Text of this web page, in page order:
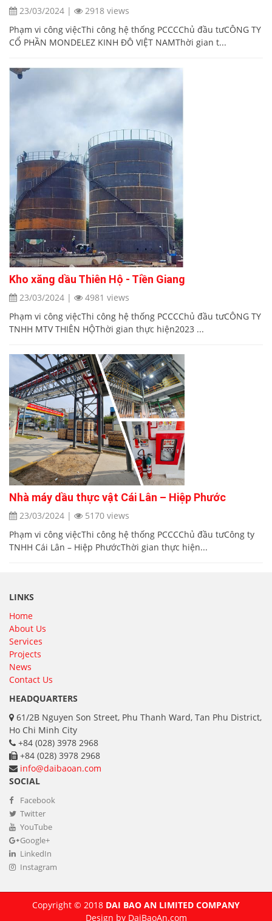
23/03/2024 |
2918 views
Phạm vi công việcThi công hệ thống PCCCChủ đầu tưCÔNG TY
CỔ PHẦN MONDELEZ KINH ĐÔ VIỆT NAMThời gian t...
Kho xăng dầu Thiên Hộ - Tiền Giang
23/03/2024 |
4981 views
Phạm vi công việcThi công hệ thống PCCCChủ đầu tưCÔNG TY
TNHH MTV THIÊN HỘThời gian thực hiện2023 ...
Nhà máy dầu thực vật Cái Lân – Hiệp Phước
23/03/2024 |
5170 views
Phạm vi công việcThi công hệ thống PCCCChủ đầu tưCông ty
TNHH Cái Lân – Hiệp PhướcThời gian thực hiện...
LINKS
Home
About Us
Services
Projects
News
Contact Us
HEADQUARTERS
61/2B Nguyen Son Street, Phu Thanh Ward, Tan Phu District,
Ho Chi Minh City
+84 (028) 3978 2968
+84 (028) 3978 2968
info@daibaoan.com
SOCIAL
Facebook
Twitter
YouTube
Google+
LinkedIn
Instagram
Copyright © 2018 DAI BAO AN LIMITED COMPANY
Design by DaiBaoAn.com